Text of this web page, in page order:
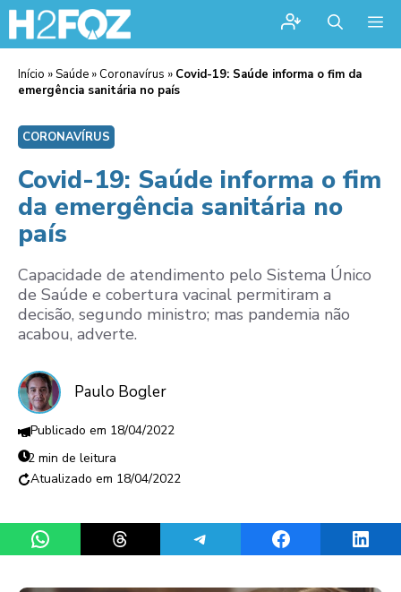
Início »Saúde » Coronavírus » Covid-19: Saúde informa o fim da
emergência sanitária no país
CORONAVÍRUS
Covid-19: Saúde informa o fim
da emergência sanitária no
país
Capacidade de atendimento pelo Sistema Único
de Saúde e cobertura vacinal permitiram a
decisão, segundo ministro; mas pandemia não
acabou, adverte.
Paulo Bogler
18/04/2022
2 min de leitura
18/04/2022
Share on WhatsAppShare on ThreadsShare on TelegramShare on Facebook